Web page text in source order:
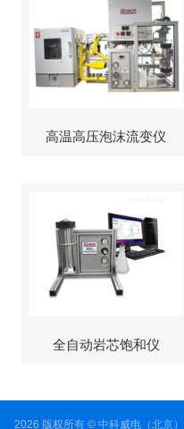
高温高压泡沫流变仪
全自动岩芯饱和仪
2026 版权所有 © 中科威电（北京